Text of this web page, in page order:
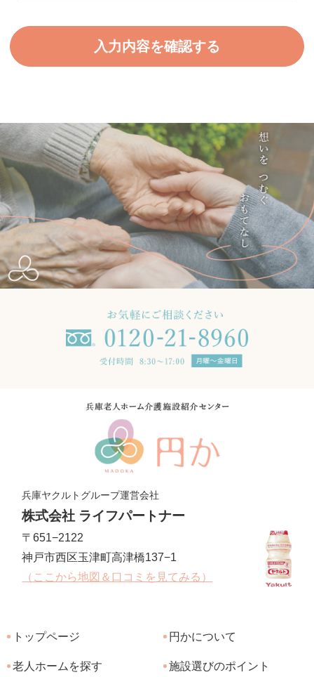
兵庫ヤクルトグループ運営会社
株式会社 ライフパートナー
〒651−2122
神戸市西区玉津町高津橋137−1
（ここから地図＆口コミを見てみる）
トップページ 円かについて
老人ホームを探す 施設選びのポイント